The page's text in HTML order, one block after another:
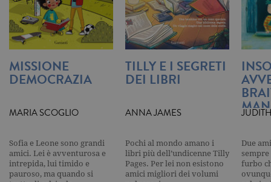
MISSIONE
DEMOCRAZIA
MARIA SCOGLIO
Sofia e Leone sono grandi
amici. Lei è avventurosa e
intrepida, lui timido e
pauroso, ma quando si
TILLY E I SEGRETI
DEI LIBRI
ANNA JAMES
Pochi al mondo amano i
libri più dell’undicenne Tilly
Pages. Per lei non esistono
amici migliori dei volumi
Due
furbo
_gat_UA-16356920-1
.garzanti.it 1 minuto
Si tratta di
cookie di
pattern
impostato
Google
Analytics,
pattern sul
nome
numero
univoco
del sito
del cookie
che viene
utilizzato
limitare la
quantità